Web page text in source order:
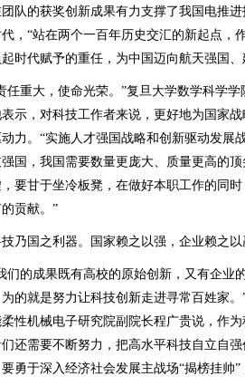
队的获奖创新成果有力支撑了我国电推
，“站在两个一百年历史交汇的新起点，
时代赋予的重任，为中国迈向航天强国
重大，使命光荣。”复旦大学数学科学学
示，对科技工作者来说，更好地为国家
力。“实施人才强国战略和创新驱动发展
国，我国需要数量更庞大、质量更高的
要甘于坐冷板凳，在做好本职工作的同
贡献。”
国之利器。国家赖之以强，企业赖之以
的成果既有高校的原始创新，又有企业
的就是努力让科技创新走进寻常百姓家
性机械电子研究院副院长程广贵说，作
还需要不断努力，把高水平科技自立自
勇于深入经济社会发展主战场“揭榜挂帅”